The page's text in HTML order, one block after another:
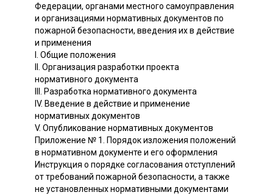
Федерации, органами местного самоуправления
и организациями нормативных документов по
пожарной безопасности, введения их в действие
и применения
I. Общие положения
II. Организация разработки проекта
нормативного документа
III. Разработка нормативного документа
IV. Введение в действие и применение
нормативных документов
V. Опубликование нормативных документов
Приложение № 1. Порядок изложения положений
в нормативном документе и его оформления
Инструкция о порядке согласования отступлений
от требований пожарной безопасности, а также
не установленных нормативными документами